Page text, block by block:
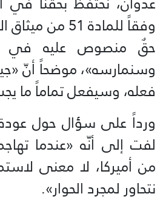
وفقاً للمادة 51
حقٌ منصوص عليه في
وسنمارسه»، موضحاً أنّ
فعله، وسيفعل تماماً ما
ورداً على سؤال حول عودة
لفت إلى أنّه «عندما
من أميركا، لا معنى
نتحاور لمجرد الحوار».